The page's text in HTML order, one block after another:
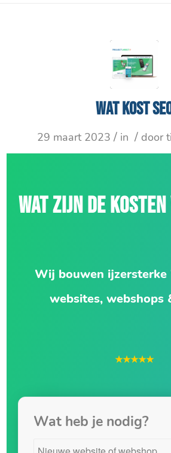
Wat kost
29 maart 2023 / in / door
WAT ZIJN DE
Wij bouwen ijzersterke
websites, webshops
★★★★★
Wat heb je nodig?